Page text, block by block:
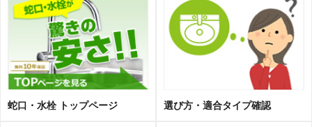
蛇口・水栓 トップページ 選び方・適合タイプ確認